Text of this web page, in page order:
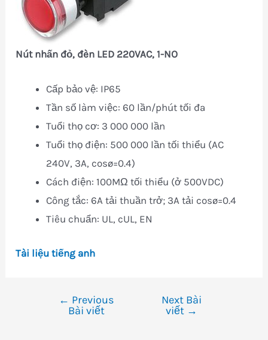
Nút nhấn đỏ, đèn LED 220VAC, 1-NO
Cấp bảo vệ: IP65
Tần số làm việc: 60 lần/phút tối đa
Tuổi thọ cơ: 3 000 000 lần
Tuổi thọ điện: 500 000 lần tối thiểu (AC
240V, 3A, cosø=0.4)
Cách điện: 100MΩ tối thiểu (ở 500VDC)
Công tắc: 6A tải thuần trở; 3A tải cosø=0.4
Tiêu chuẩn: UL, cUL, EN
Tài liệu tiếng anh
← Previous
Bài viết
Next Bài
viết →